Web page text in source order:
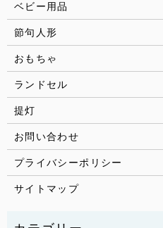
ベビー用品
節句人形
おもちゃ
ランドセル
提灯
お問い合わせ
プライバシーポリシー
サイトマップ